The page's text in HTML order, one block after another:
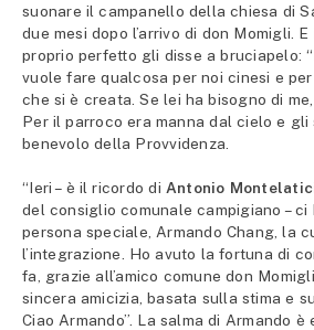
suonare il campanello della chiesa di
due mesi dopo l’arrivo di don Momigli.
proprio perfetto gli disse a bruciapelo:
vuole fare qualcosa per noi cinesi e
che si è creata. Se lei ha bisogno di me,
Per il parroco era manna dal cielo e gli
benevolo della Provvidenza.
“Ieri – è il ricordo di Antonio
del consiglio comunale campigiano –
persona speciale, Armando Chang, la
l’integrazione. Ho avuto la fortuna di
fa, grazie all’amico comune don
sincera amicizia, basata sulla stima e
Ciao Armando”. La salma di Armando è